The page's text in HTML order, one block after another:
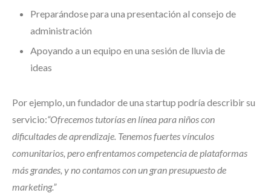
Preparándose para una presentación al consejo de
administración
Apoyando a un equipo en una sesión de lluvia de
ideas
Por ejemplo, un fundador de una startup podría describir su
servicio:“Ofrecemos tutorías en línea para niños con
dificultades de aprendizaje. Tenemos fuertes vínculos
comunitarios, pero enfrentamos competencia de plataformas
más grandes, y no contamos con un gran presupuesto de
marketing.”